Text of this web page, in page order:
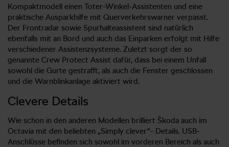
Kompaktmodell einen Toter-Winkel-Assistenten und eine
praktische Ausparkhilfe mit Querverkehrswarner verpasst.
Der Frontradar sowie Spurhalteassistent sind natürlich
ebenfalls mit an Bord und auch das Einparken erfolgt mit Hilfe
verschiedener Assistenzsysteme. Zuletzt sorgt der so
genannte Crew Protect Assist dafür, dass bei einem Unfall
sowohl die Gurte gestrafft, als auch die Fenster geschlossen
und die Warnblinkanlage aktiviert wird.
Clevere Details
Wie schon in den anderen Modellen brilliert Škoda auch im
Octavia mit den beliebten „Simply clever“- Details. USB-
Anschlüsse befinden sich sowohl im vorderen Bereich als auch